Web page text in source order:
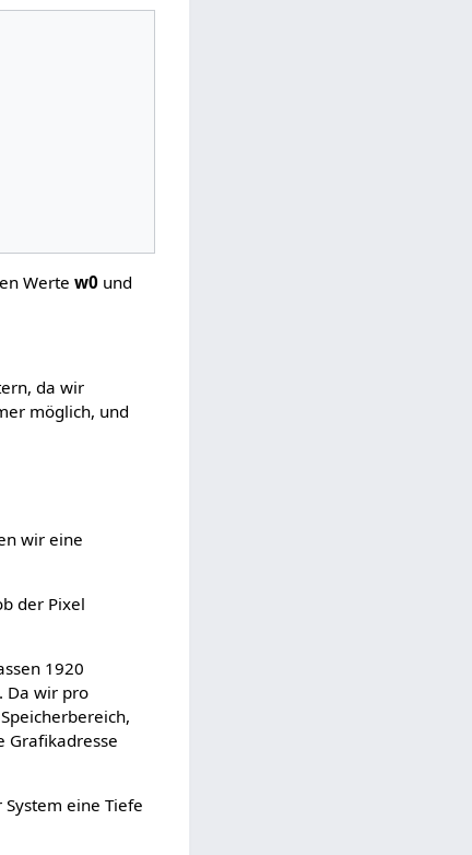
Wertew0 und
da wir
möglich, und
wir eine
der Pixel
1920
Da wir pro
Grafikadresse
eine Tiefe